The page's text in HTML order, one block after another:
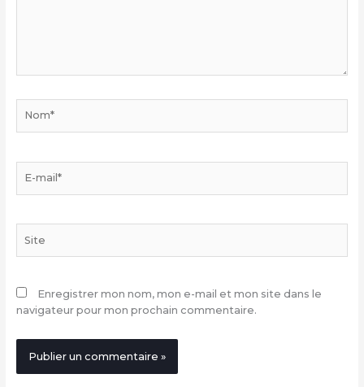
mail*
Enregistrer mon nom, mon e-mail et mon site dans le
navigateur pour mon prochain commentaire.